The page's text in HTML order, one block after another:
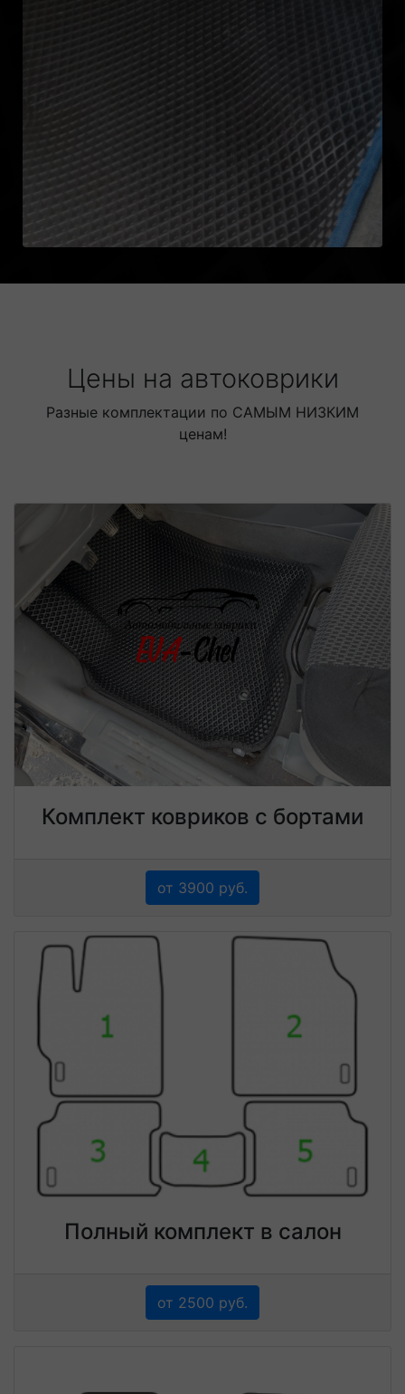
Цены на автоковрики
Разные комплектации по САМЫМ НИЗКИМ
ценам!
Комплект ковриков с бортами
от 3900 руб.
Полный комплект в салон
от 2500 руб.